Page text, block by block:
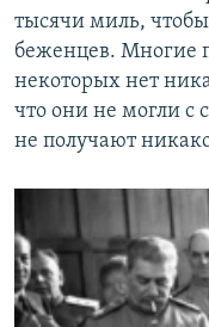
тысячи миль, чтобы
беженцев. Многие
некоторых нет
что они не могли с
не получают